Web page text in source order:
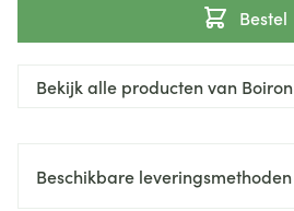
Bestel
Bekijk alle producten van Boiron
Beschikbare leveringsmethoden